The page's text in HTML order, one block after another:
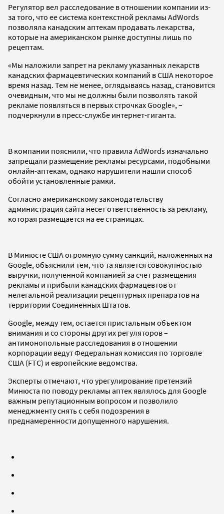
Регулятор вел расследование в отношении компании из-
за того, что ее система контекстной рекламы AdWords
позволяла канадским аптекам продавать лекарства,
которые на американском рынке доступны лишь по
рецептам.
«Мы наложили запрет на рекламу указанных лекарств
канадских фармацевтических компаний в США некоторое
время назад. Тем не менее, оглядываясь назад, становится
очевидным, что мы не должны были позволять такой
рекламе появляться в первых строчках Google», –
подчеркнули в пресс-службе интернет-гиганта.
В компании пояснили, что правила AdWords изначально
запрещали размещение рекламы ресурсами, подобными
онлайн-аптекам, однако нарушители нашли способ
обойти установленные рамки.
Согласно американскому законодательству
администрация сайта несет ответственность за рекламу,
которая размещается на ее страницах.
В Минюсте США огромную сумму санкций, наложенных на
Google, объяснили тем, что та является совокупностью
выручки, полученной компанией за счет размещения
рекламы и прибыли канадских фармацевтов от
нелегальной реализации рецептурных препаратов на
территории Соединенных Штатов.
Google, между тем, остается пристальным объектом
внимания и со стороны других регуляторов –
антимонопольные расследования в отношении
корпорации ведут Федеральная комиссия по торговле
США (FTC) и европейские ведомства.
Эксперты отмечают, что урегулирование претензий
Минюста по поводу рекламы аптек являлось для Google
важным репутационным вопросом и позволило
менеджменту снять с себя подозрения в
преднамеренности допущенного нарушения.